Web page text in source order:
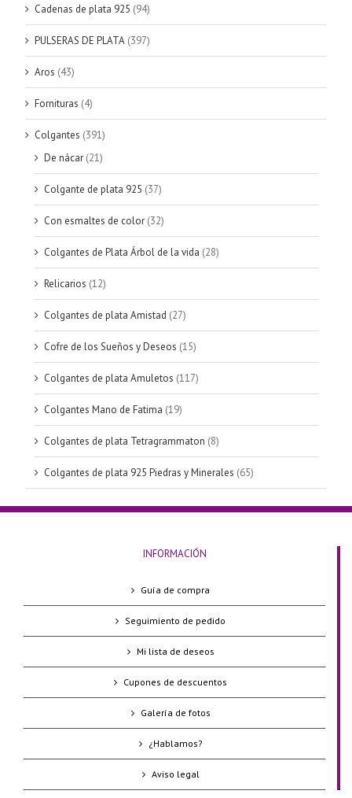
Cadenas de plata 925 (94)
PULSERAS DE PLATA (397)
Aros (43)
Fornituras (4)
Colgantes (391)
De nácar (21)
Colgante de plata 925 (37)
Con esmaltes de color (32)
Colgantes de Plata Árbol de la vida (28)
Relicarios (12)
Colgantes de plata Amistad (27)
Cofre de los Sueños y Deseos (15)
Colgantes de plata Amuletos (117)
Colgantes Mano de Fatima (19)
Colgantes de plata Tetragrammaton (8)
Colgantes de plata 925 Piedras y Minerales (65)
INFORMACIÓN
Guía de compra
Seguimiento de pedido
Mi lista de deseos
Cupones de descuentos
Galería de fotos
¿Hablamos?
Aviso legal